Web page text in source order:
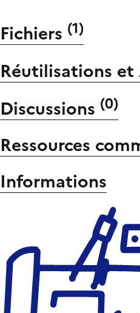
Fichiers (1)
Réutilisations et
Discussions (0)
Ressources
Informations